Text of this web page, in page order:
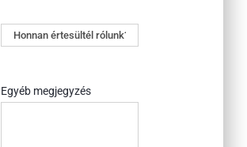
Honnan
értesültél
Egyéb megjegyzés